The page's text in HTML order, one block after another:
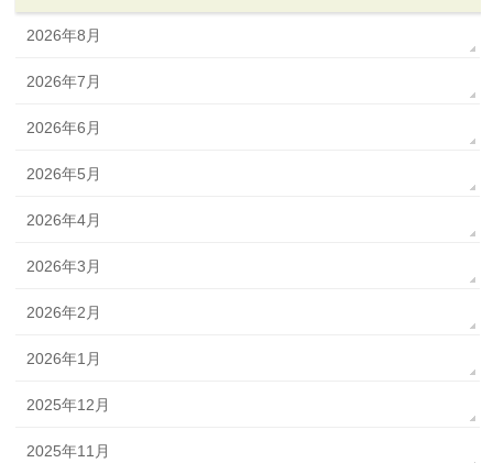
2026年8月
2026年7月
2026年6月
2026年5月
2026年4月
2026年3月
2026年2月
2026年1月
2025年12月
2025年11月